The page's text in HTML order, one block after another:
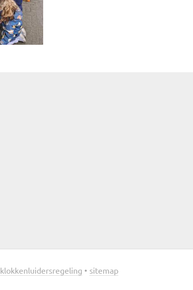
klokkenluidersregeling • sitemap